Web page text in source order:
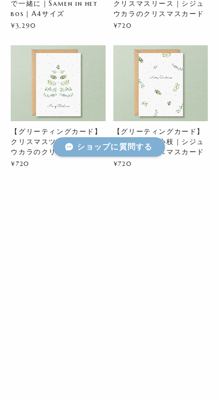
で一緒に｜Samen in het
bos｜A4サイズ
¥3,290
クリスマスリース｜シジュ
ウカラのクリスマスカード
¥720
【グリーティングカード】
クリスマスツリー｜シジュ
ウカラのクリスマスカード
¥720
【グリーティングカード】
クリスマスの小枝｜シジュ
ウカラのクリスマスカード
¥720
ショップに質問する